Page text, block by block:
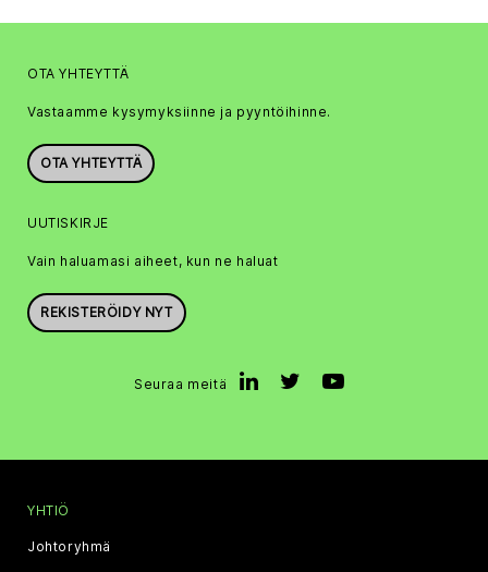
OTA YHTEYTTÄ
Vastaamme kysymyksiinne ja pyyntöihinne.
OTA YHTEYTTÄ
UUTISKIRJE
Vain haluamasi aiheet, kun ne haluat
REKISTERÖIDY NYT
Seuraa meitä
YHTIÖ
Johtoryhmä